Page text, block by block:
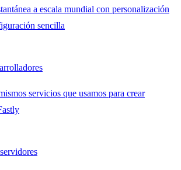
a escala mundial con personalización
sencilla
servicios que usamos para crear